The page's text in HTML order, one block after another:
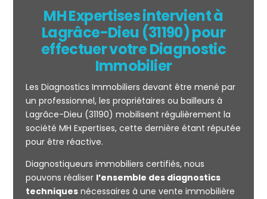
Mesurage
CARREZ
MH Expertises intervient à
Lagrâce-Dieu (31190) pour
effectuer votre Diagnostic
Immobilier
Les Diagnostics Immobiliers devant être mené par
un professionnel, les propriétaires ou bailleurs à
Lagrâce-Dieu (31190) mobilisent régulièrement la
société MH Expertises, cette dernière étant réputée
pour être réactive.
Diagnostiqueurs immobiliers certifiés, nous
pouvons réaliser l’ensemble des diagnostics
techniquesnécessaires à une vente immobilière